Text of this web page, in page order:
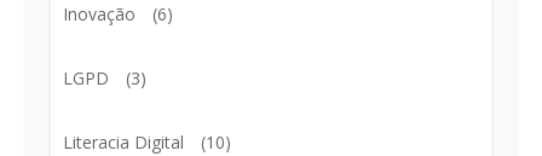
Inovação (6)
LGPD (3)
Literacia Digital (10)